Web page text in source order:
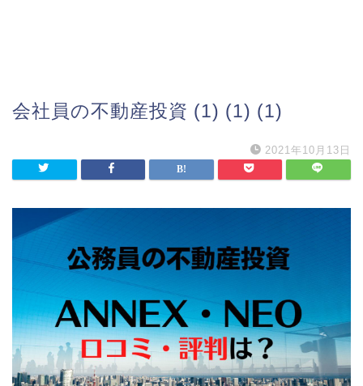
会社員の不動産投資 (1) (1) (1)
2021年10月13日